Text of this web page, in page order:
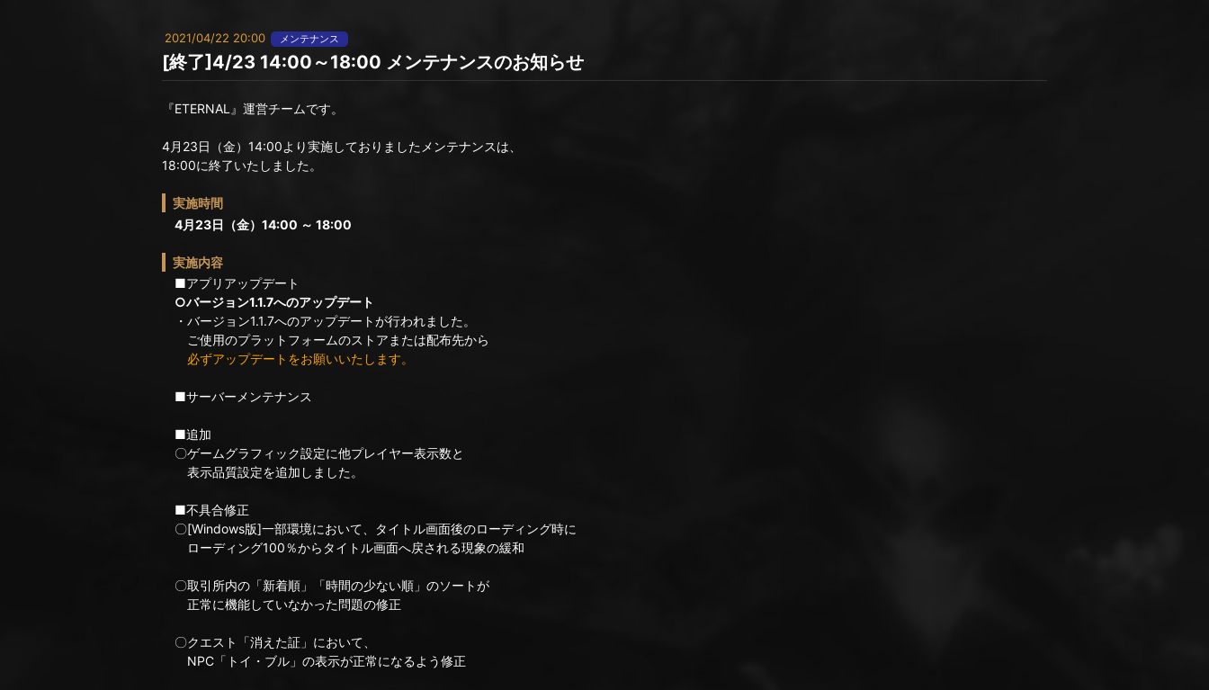
2021/04/22 20:00 メンテナンス
[終了]4/23 14:00～18:00 メンテナンスのお知らせ
『ETERNAL』運営チームです。
4月23日（金）14:00より実施しておりましたメンテナンスは、
18:00に終了いたしました。
実施時間
4月23日（金）14:00 ～ 18:00
実施内容
■アプリアップデート
○バージョン1.1.7へのアップデート
・バージョン1.1.7へのアップデートが行われました。
ご使用のプラットフォームのストアまたは配布先から
必ずアップデートをお願いいたします。
■サーバーメンテナンス
■追加
〇ゲームグラフィック設定に他プレイヤー表示数と
表示品質設定を追加しました。
■不具合修正
〇[Windows版]一部環境において、タイトル画面後のローディング時に
ローディング100％からタイトル画面へ戻される現象の緩和
〇取引所内の「新着順」「時間の少ない順」のソートが
正常に機能していなかった問題の修正
〇クエスト「消えた証」において、
NPC「トイ・ブル」の表示が正常になるよう修正